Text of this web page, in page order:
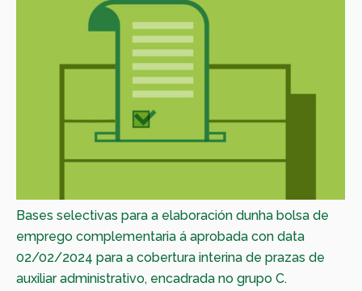
Bases selectivas para a elaboración dunha bolsa de
emprego complementaria á aprobada con data
02/02/2024 para a cobertura interina de prazas de
auxiliar administrativo, encadrada no grupo C.